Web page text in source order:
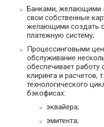
Банками, желающими
свои собственные
желающими создать
платежную систему;
Процессинговыми
обслуживание
обеспечивает работу
клиринга и расчетов,
технологического
бэкофисах:
эквайера;
эмитента;